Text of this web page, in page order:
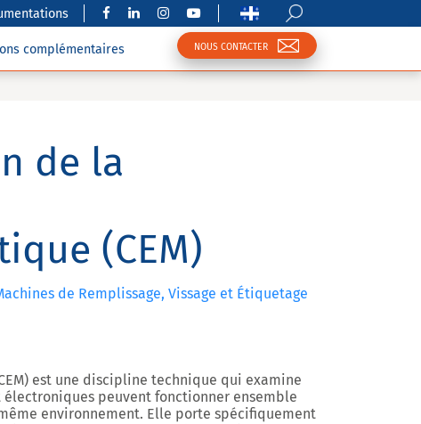
complémentaires NOUS CONTACTER
de la
(CEM)
de Remplissage, Vissage et Étiquetage
est une discipline technique qui examine
peuvent fonctionner ensemble
environnement. Elle porte spécifiquement